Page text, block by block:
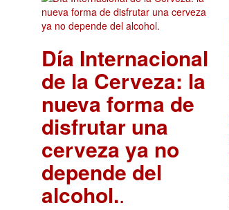
Día Internacional
de la Cerveza: la
nueva forma de
disfrutar una
cerveza ya no
depende del
alcohol..